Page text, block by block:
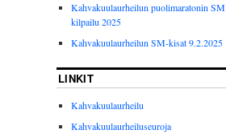
Kahvakuulaurheilun puolimaratonin SM
kilpailu 2025
Kahvakuulaurheilun SM-kisat 9.2.2025
LINKIT
Kahvakuulaurheilu
Kahvakuulaurheiluseuroja